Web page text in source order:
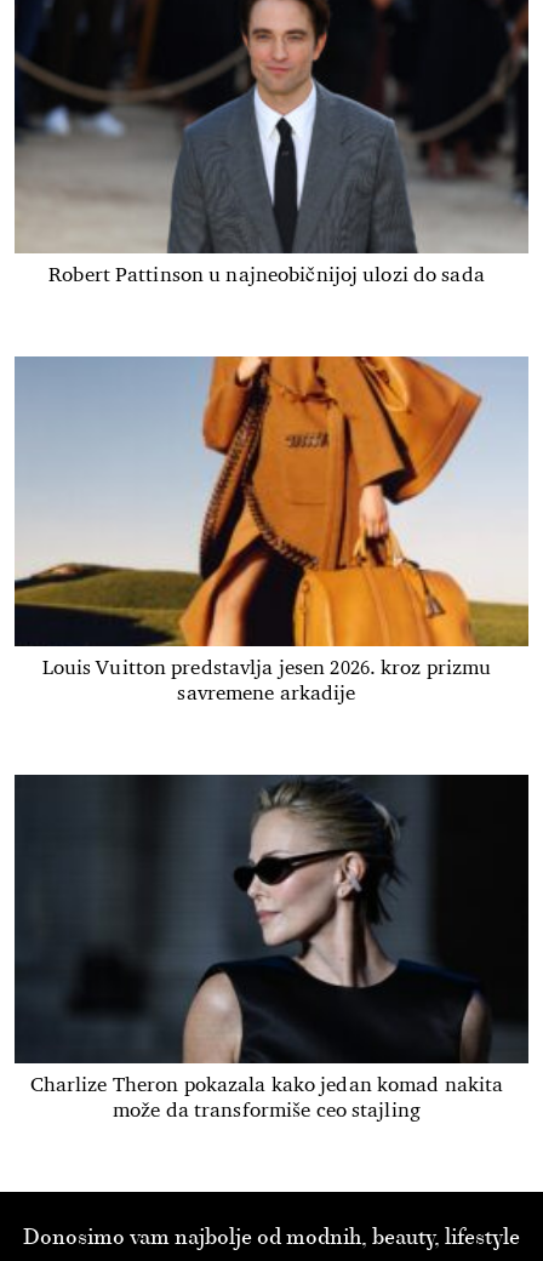
Robert Pattinson u najneobičnijoj ulozi do sada
Louis Vuitton predstavlja jesen 2026. kroz prizmu
savremene arkadije
Charlize Theron pokazala kako jedan komad nakita
može da transformiše ceo stajling
Donosimo vam najbolje od modnih, beauty, lifestyle